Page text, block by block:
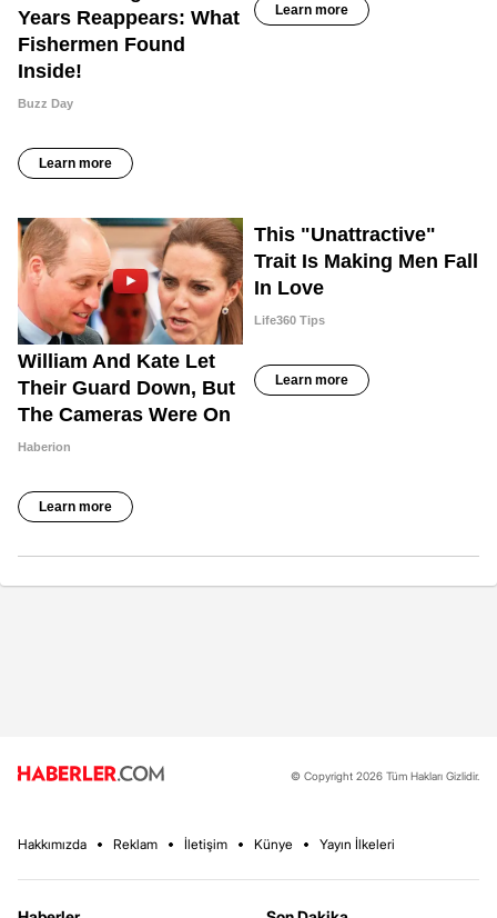
© Copyright 2026 Tüm Hakları Gizlidir.
Hakkımızda Reklam İletişim Künye Yayın İlkeleri